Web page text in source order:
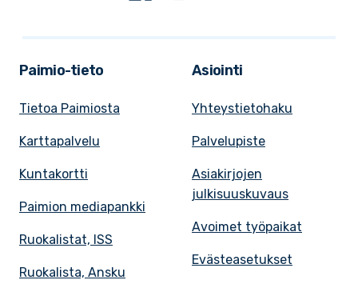
Paimio-tieto
Tietoa Paimiosta
Karttapalvelu
Kuntakortti
Paimion mediapankki
Ruokalistat, ISS
Ruokalista, Ansku
Asiointi
Yhteystietohaku
Palvelupiste
Asiakirjojen
julkisuuskuvaus
Avoimet työpaikat
Evästeasetukset